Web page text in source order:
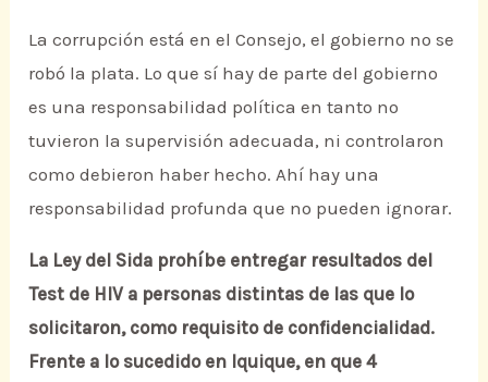
La corrupción está en el Consejo, el gobierno no se
robó la plata. Lo que sí hay de parte del gobierno
es una responsabilidad política en tanto no
tuvieron la supervisión adecuada, ni controlaron
como debieron haber hecho. Ahí hay una
responsabilidad profunda que no pueden ignorar.
La Ley del Sida prohíbe entregar resultados del
Test de HIV a personas distintas de las que lo
solicitaron, como requisito de confidencialidad.
Frente a lo sucedido en Iquique, en que 4